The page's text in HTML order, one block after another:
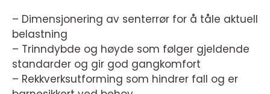
– Dimensjonering av senterrør for å tåle aktuell
belastning
– Trinndybde og høyde som følger gjeldende
standarder og gir god gangkomfort
– Rekkverksutforming som hindrer fall og er